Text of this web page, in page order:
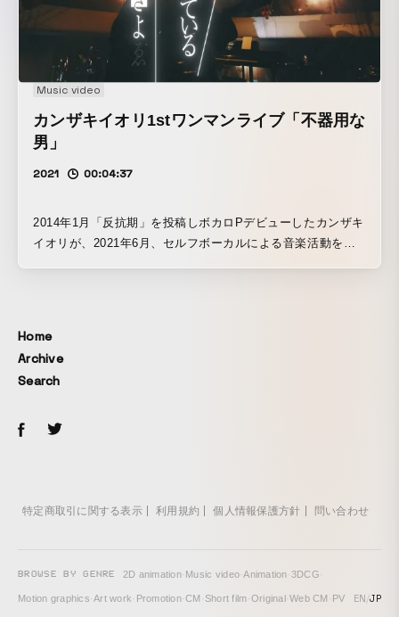
Music video
カンザキイオリ1stワンマンライブ「不器用な
男」
2021 00:04:37
2014年1月「反抗期」を投稿しボカロPデビューしたカンザキ
イオリが、2021年6月、セルフボーカルによる音楽活動を本
Home
Archive
Search
特定商取引に関する表示 利用規約 個人情報保護方針 問い合わせ
BROWSE BY GENRE 2D animation· Music video·Animation·3DCG·
Motion graphics·Art work· Promotion·CM · Short film·Original ·Web CM · PV EN/JP